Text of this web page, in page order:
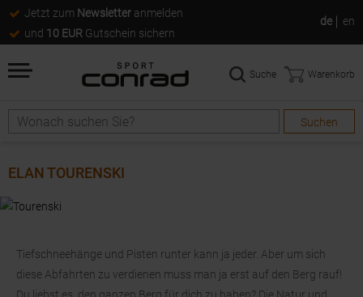
Jetzt zum Newsletter anmelden
und 10 EUR Gutschein sichern
de en
Suche
Suchen
Suche Warenkorb
ELAN TOURENSKI
Tiefschneehänge und Pisten runter kann ja jeder. Aber um sich
diese Abfahrten zu verdienen muss man ja erst auf den Berg rauf!